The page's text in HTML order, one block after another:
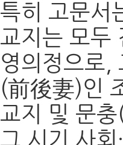
특히 고문서
교지는 모두
영의정으로,
(前後妻)인
교지 및 문
그 시기 사회